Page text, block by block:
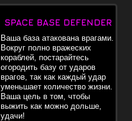
SPACE BASE DEFENDER
Ваша база атакована врагами.
Вокруг полно вражеских
кораблей, постарайтесь
огородить базу от ударов
врагов, так как каждый удар
уменьшает количество жизни.
Ваша цель в том, чтобы
выжить как можно дольше,
удачи!